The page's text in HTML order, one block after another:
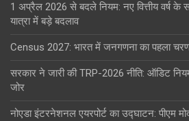
1 अप्रैल 2026 से बदले नियम: नए वित्तीय वर्ष
यात्रा में बड़े बदलाव
Census 2027: भारत में जनगणना का पहला
सरकार ने जारी की TRP-2026 नीति: ऑडिट
जोर
नोएडा इंटरनेशनल एयरपोर्ट का उद्घाटन: पीएम